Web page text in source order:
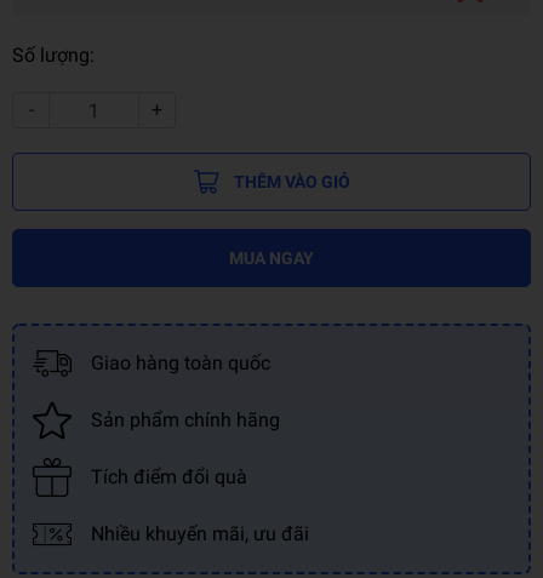
Số lượng:
- +
THÊM VÀO GIỎ
MUA NGAY
Giao hàng toàn quốc
Sản phẩm chính hãng
Tích điểm đổi quà
Nhiều khuyến mãi, ưu đãi